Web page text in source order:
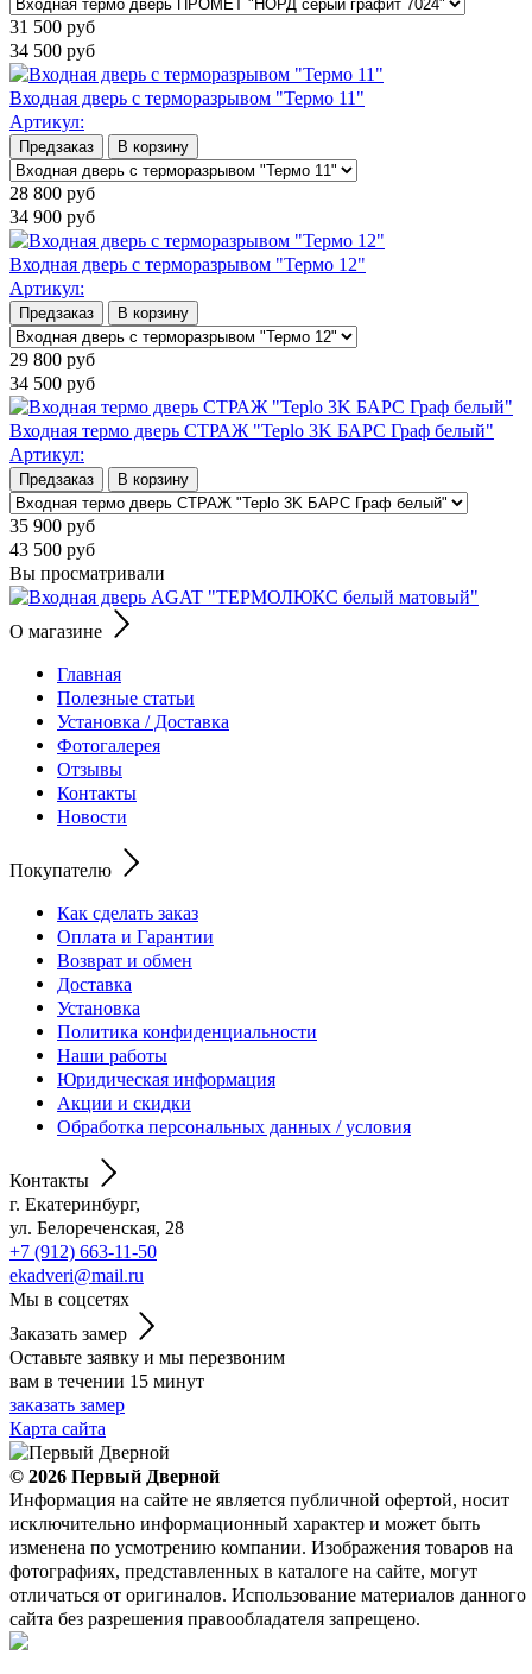
31 500 руб
34 500 руб
Входная дверь с терморазрывом "Термо 11"
Артикул:
Предзаказ В корзину
28 800 руб
34 900 руб
Входная дверь с терморазрывом "Термо 12"
Артикул:
Предзаказ В корзину
29 800 руб
34 500 руб
Входная термо дверь СТРАЖ "Teplo 3K БАРС Граф белый"
Артикул:
Предзаказ В корзину
35 900 руб
43 500 руб
Вы просматривали
О магазине
Главная
Полезные статьи
Установка / Доставка
Фотогалерея
Отзывы
Контакты
Новости
Покупателю
Как сделать заказ
Оплата и Гарантии
Возврат и обмен
Доставка
Установка
Политика конфиденциальности
Наши работы
Юридическая информация
Акции и скидки
Обработка персональных данных / условия
Контакты
г. Екатеринбург,
ул. Белореченская, 28
+7 (912) 663-11-50
ekadveri@mail.ru
Мы в соцсетях
Заказать замер
Оставьте заявку и мы перезвоним
вам в течении 15 минут
заказать замер
Карта сайта
© 2026 Первый Дверной
Информация на сайте не является публичной офертой, носит
исключительно информационный характер и может быть
изменена по усмотрению компании. Изображения товаров на
фотографиях, представленных в каталоге на сайте, могут
отличаться от оригиналов. Использование материалов данного
сайта без разрешения правообладателя запрещено.